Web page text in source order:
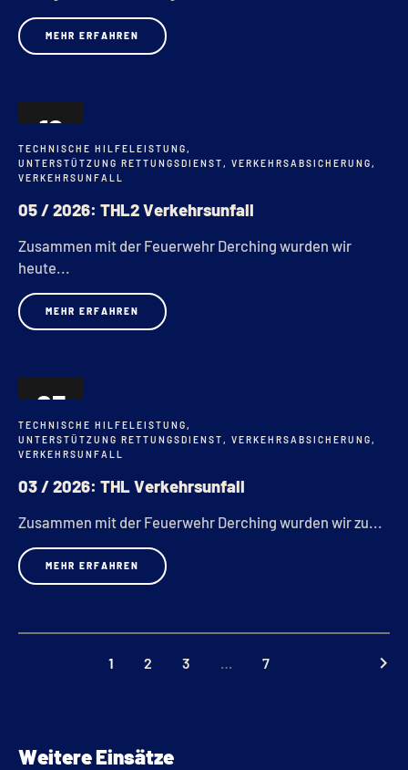
MEHR ERFAHREN
12
FEB.
TECHNISCHE HILFELEISTUNG,
UNTERSTÜTZUNG RETTUNGSDIENST, VERKEHRSABSICHERUNG,
VERKEHRSUNFALL
05 / 2026: THL2 Verkehrsunfall
Zusammen mit der Feuerwehr Derching wurden wir
heute...
MEHR ERFAHREN
05
FEB.
TECHNISCHE HILFELEISTUNG,
UNTERSTÜTZUNG RETTUNGSDIENST, VERKEHRSABSICHERUNG,
VERKEHRSUNFALL
03 / 2026: THL Verkehrsunfall
Zusammen mit der Feuerwehr Derching wurden wir zu...
MEHR ERFAHREN
1 2 3 … 7 keyboard_arrow_right
Weitere Einsätze